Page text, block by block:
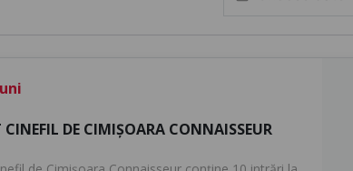
DE CIMIȘOARA CONNAISSEUR